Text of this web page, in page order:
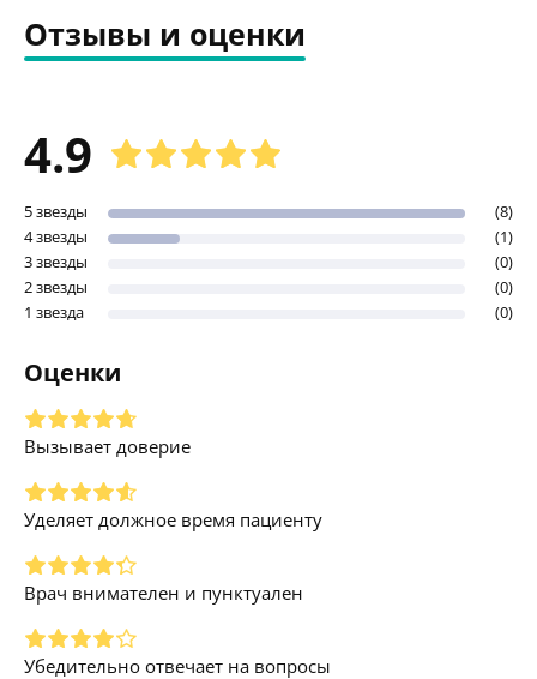
Отзывы и оценки
4.9
5 звезды
(8)
4 звезды
(1)
3 звезды
(0)
2 звезды
(0)
1 звезда
(0)
Оценки
Вызывает доверие
Уделяет должное время пациенту
Врач внимателен и пунктуален
Убедительно отвечает на вопросы